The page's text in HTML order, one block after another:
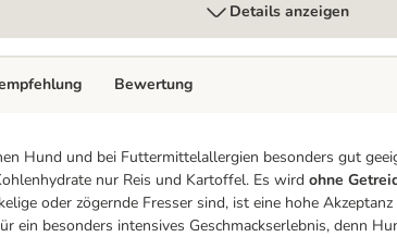
Details anzeigen
Hund und bei Futtermittelallergien besonders gut
nur Reis und Kartoffel. Es wird ohne
oder zögernde Fresser sind, ist eine hohe
ein besonders intensives Geschmackserlebnis, denn
Bewertung